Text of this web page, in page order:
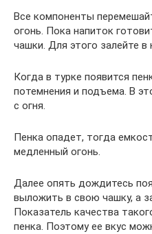
Все компоненты
огонь. Пока напиток
чашки. Для этого залейте в
Когда в турке появится
потемнения и подъема. В
с огня.
Пенка опадет, тогда
медленный огонь.
Далее опять дождитесь
выложить в свою чашку, а
Показатель качества
пенка. Поэтому ее вкус